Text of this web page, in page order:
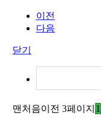
이전
다음
닫기
맨처음이전 3페이지 1